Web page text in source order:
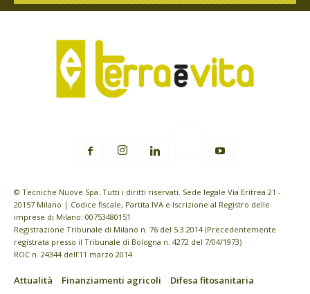
© Tecniche Nuove Spa. Tutti i diritti riservati. Sede legale Via Eritrea 21 -
20157 Milano | Codice fiscale, Partita IVA e Iscrizione al Registro delle
imprese di Milano: 00753480151
Registrazione Tribunale di Milano n. 76 del 5.3.2014 (Precedentemente
registrata presso il Tribunale di Bologna n. 4272 del 7/04/1973)
ROC n. 24344 dell’11 marzo 2014
Attualità Finanziamenti agricoli
Difesa fitosanitaria